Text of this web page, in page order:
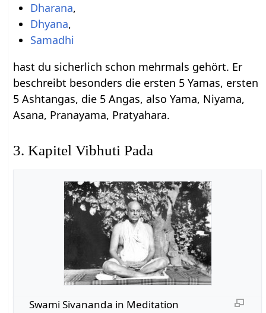
Dharana,
Dhyana,
Samadhi
hast du sicherlich schon mehrmals gehört. Er
beschreibt besonders die ersten 5 Yamas, ersten
5 Ashtangas, die 5 Angas, also Yama, Niyama,
Asana, Pranayama, Pratyahara.
3. Kapitel Vibhuti Pada
Swami Sivananda in Meditation